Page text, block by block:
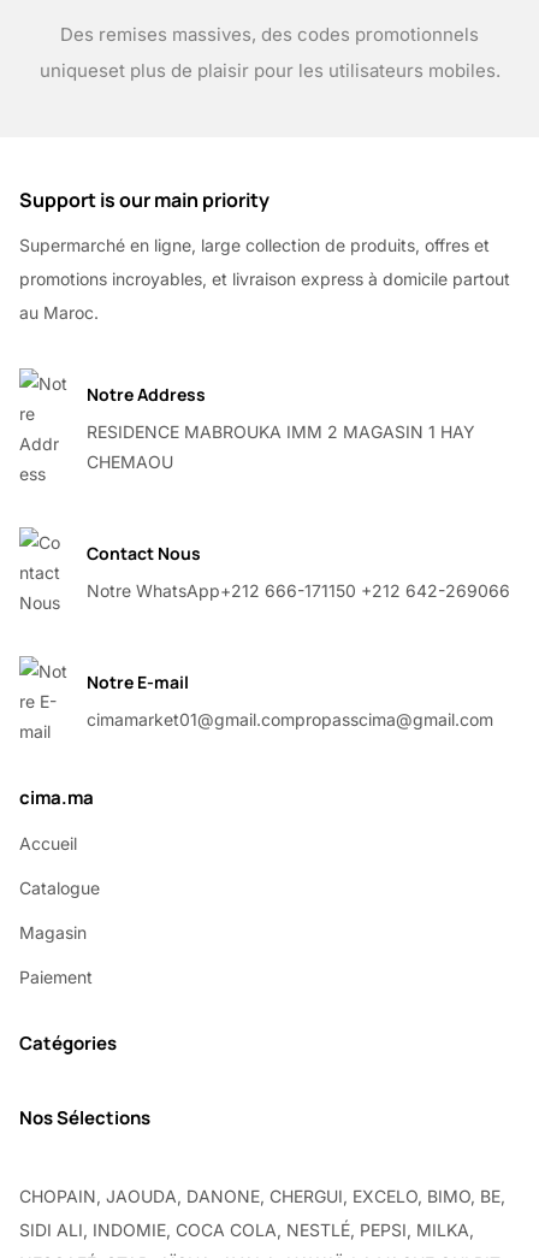
Des remises massives, des codes promotionnels
uniqueset plus de plaisir pour les utilisateurs mobiles.
Support is our main priority
Supermarché en ligne, large collection de produits, offres et
promotions incroyables, et livraison express à domicile partout
au Maroc.
Notre Address
RESIDENCE MABROUKA IMM 2 MAGASIN 1 HAY
CHEMAOU
Contact Nous
Notre WhatsApp+212 666-171150 +212 642-269066
Notre E-mail
cimamarket01@gmail.compropasscima@gmail.com
cima.ma
Accueil
Catalogue
Magasin
Paiement
Catégories
Nos Sélections
CHOPAIN, JAOUDA, DANONE, CHERGUI, EXCELO, BIMO, BE,
SIDI ALI, INDOMIE, COCA COLA, NESTLÉ, PEPSI, MILKA,